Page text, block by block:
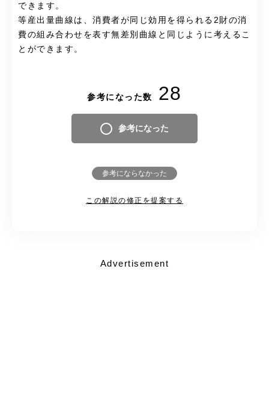
できます。
等産出量曲線は、消費者が同じ効用を得られる2財の消
費の組み合わせを表す無差別曲線と同じように考えるこ
とができます。
参考になった数 28
参考になった
参考にならなかった
この解説の修正を提案する
Advertisement